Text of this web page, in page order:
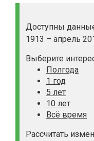
Доступны
1913 – апрель
Выберите
Полгода
1 год
5 лет
10 лет
Всё время
Рассчитать